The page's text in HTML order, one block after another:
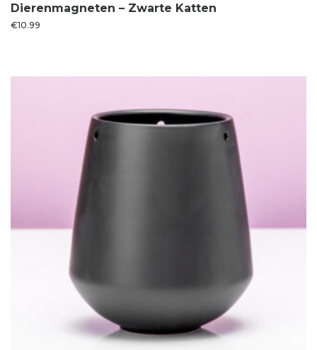
Dierenmagneten – Zwarte Katten
€10.99